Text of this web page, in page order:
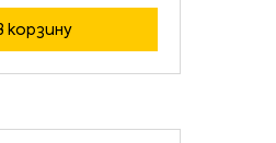
корзину